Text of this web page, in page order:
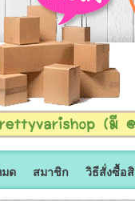
ด สมาชิก วิธีสั่งซื้อ